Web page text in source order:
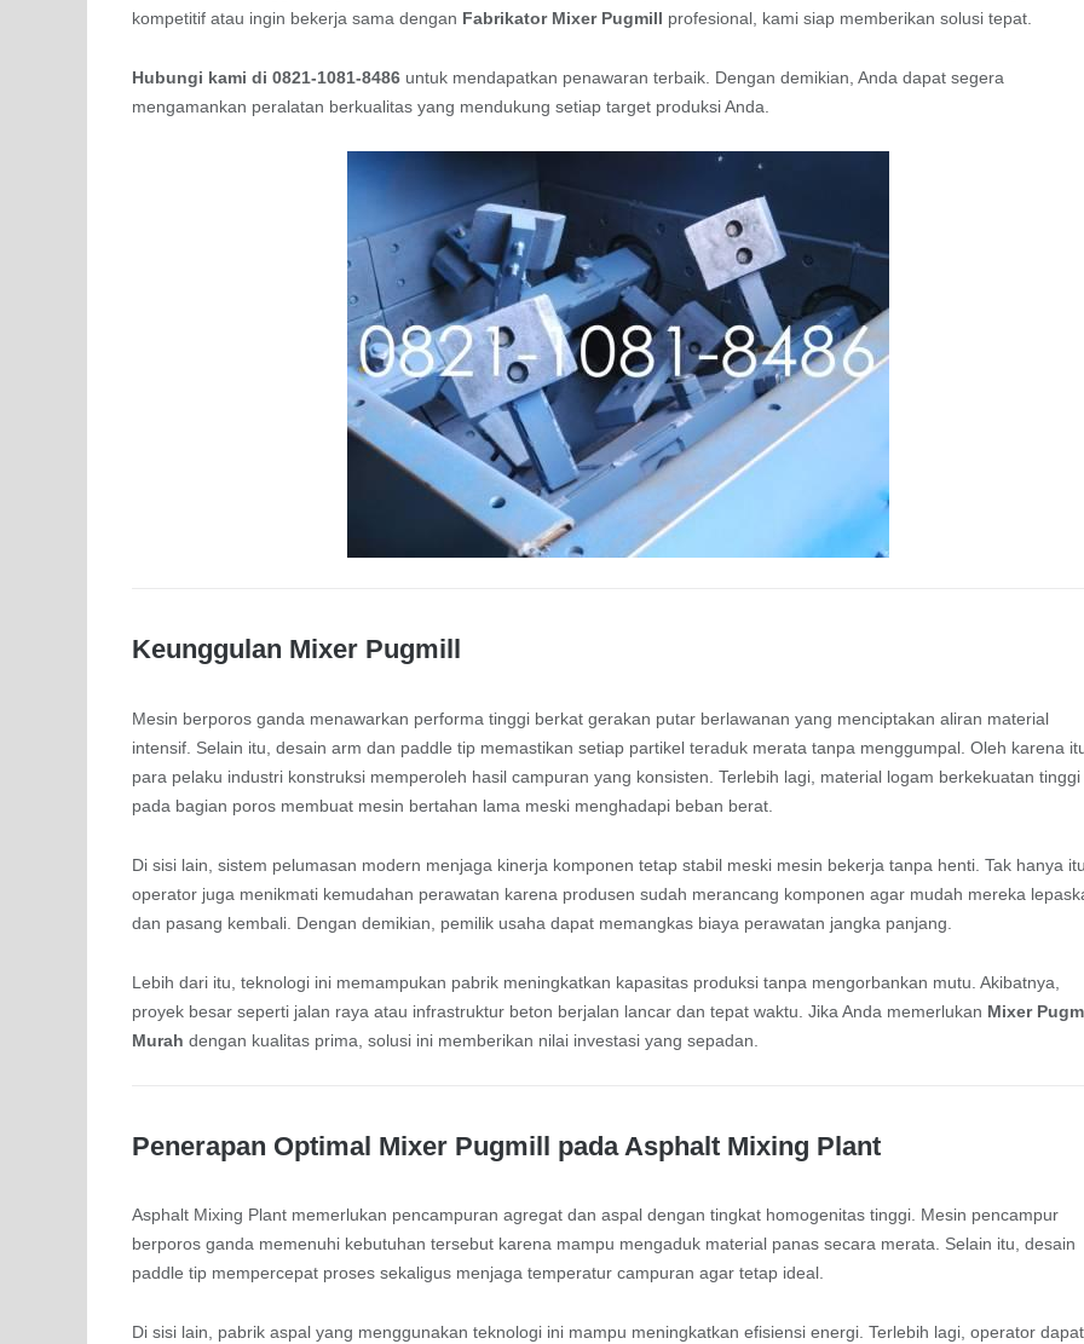
kompetitif atau ingin bekerja sama dengan Fabrikator Mixer Pugmill profesional, kami siap memberikan solusi tepat.
Hubungi kami di 0821-1081-8486 untuk mendapatkan penawaran terbaik. Dengan demikian, Anda dapat segera
mengamankan peralatan berkualitas yang mendukung setiap target produksi Anda.
Keunggulan Mixer Pugmill
Mesin berporos ganda menawarkan performa tinggi berkat gerakan putar berlawanan yang menciptakan aliran material
intensif. Selain itu, desain arm dan paddle tip memastikan setiap partikel teraduk merata tanpa menggumpal. Oleh karena
para pelaku industri konstruksi memperoleh hasil campuran yang konsisten. Terlebih lagi, material logam berkekuatan tinggi
pada bagian poros membuat mesin bertahan lama meski menghadapi beban berat.
Di sisi lain, sistem pelumasan modern menjaga kinerja komponen tetap stabil meski mesin bekerja tanpa henti. Tak hanya itu,
operator juga menikmati kemudahan perawatan karena produsen sudah merancang komponen agar mudah mereka
dan pasang kembali. Dengan demikian, pemilik usaha dapat memangkas biaya perawatan jangka panjang.
Lebih dari itu, teknologi ini memampukan pabrik meningkatkan kapasitas produksi tanpa mengorbankan mutu. Akibatnya,
proyek besar seperti jalan raya atau infrastruktur beton berjalan lancar dan tepat waktu. Jika Anda memerlukan Mixer
Murah dengan kualitas prima, solusi ini memberikan nilai investasi yang sepadan.
Penerapan Optimal Mixer Pugmill pada Asphalt Mixing Plant
Asphalt Mixing Plant memerlukan pencampuran agregat dan aspal dengan tingkat homogenitas tinggi. Mesin pencampur
berporos ganda memenuhi kebutuhan tersebut karena mampu mengaduk material panas secara merata. Selain itu, desain
paddle tip mempercepat proses sekaligus menjaga temperatur campuran agar tetap ideal.
Di sisi lain, pabrik aspal yang menggunakan teknologi ini mampu meningkatkan efisiensi energi. Terlebih lagi, operator dapat